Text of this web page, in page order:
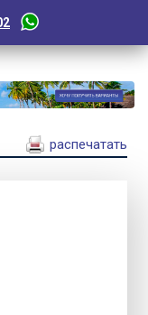
распечатать